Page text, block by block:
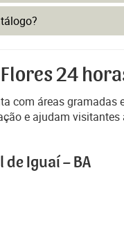
24
com áreas gramadas
e ajudam
Iguaí – BA